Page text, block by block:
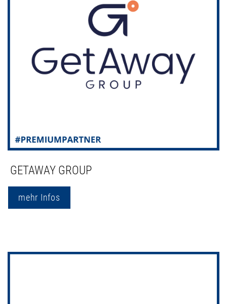
GETAWAY GROUP
mehr Infos